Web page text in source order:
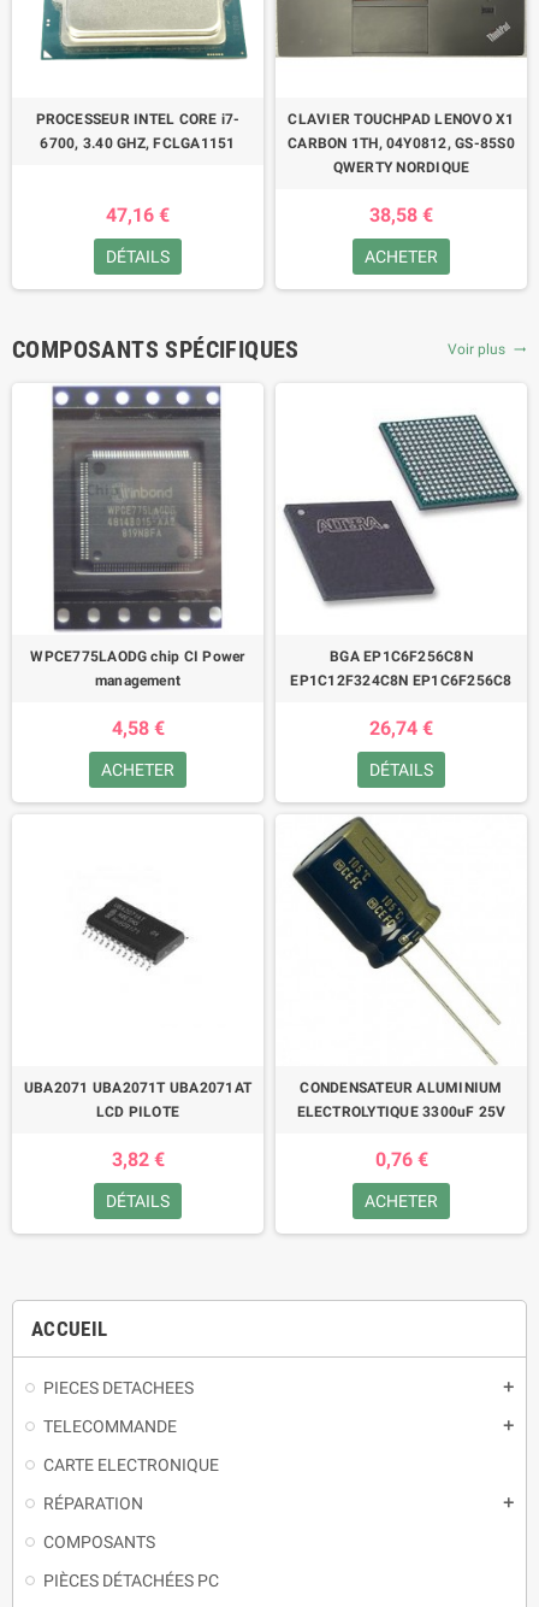
ACCUEIL
PIECES DETACHEES
TELECOMMANDE
CARTE ELECTRONIQUE
RÉPARATION
COMPOSANTS
PIÈCES DÉTACHÉES PC
PROCESSEUR INTEL CORE i7-
6700, 3.40 GHZ, FCLGA1151
47,16 €
DÉTAILS
CLAVIER TOUCHPAD LENOVO X1
CARBON 1TH, 04Y0812, GS-85S0
QWERTY NORDIQUE
38,58 €
ACHETER
COMPOSANTS SPÉCIFIQUES Voir plus trending_flat
WPCE775LAODG chip CI Power
management
4,58 €
ACHETER
BGA EP1C6F256C8N
EP1C12F324C8N EP1C6F256C8
26,74 €
DÉTAILS
UBA2071 UBA2071T UBA2071AT
LCD PILOTE
3,82 €
DÉTAILS
CONDENSATEUR ALUMINIUM
ELECTROLYTIQUE 3300uF 25V
0,76 €
ACHETER